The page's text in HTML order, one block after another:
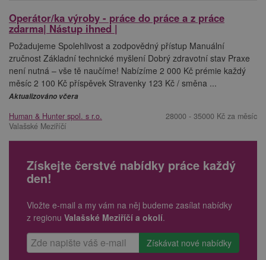
Operátor/ka výroby - práce do práce a z práce
zdarma| Nástup ihned |
Požadujeme Spolehlivost a zodpovědný přístup Manuální
zručnost Základní technické myšlení Dobrý zdravotní stav Praxe
není nutná – vše tě naučíme! Nabízíme 2 000 Kč prémie každý
měsíc 2 100 Kč příspěvek Stravenky 123 Kč / směna ...
Aktualizováno včera
Human & Hunter spol. s r.o.
Valašské Meziříčí
28000 - 35000 Kč za měsíc
Získejte čerstvé nabídky práce každý
den!
Vložte e-mail a my vám na něj budeme zasílat nabídky
z regionu Valašské Meziříčí a okolí.